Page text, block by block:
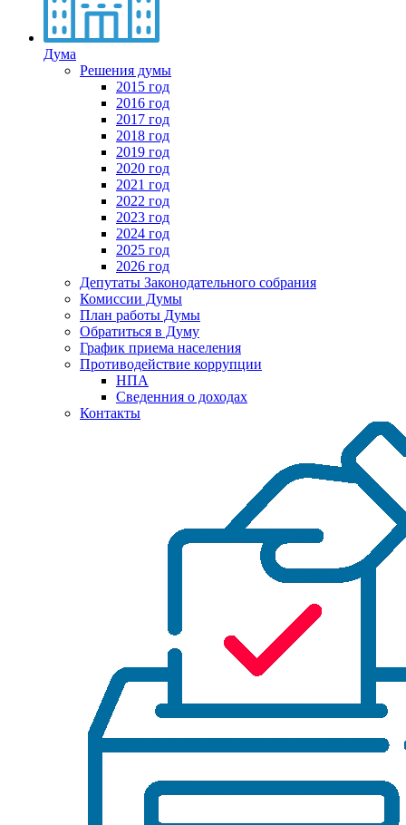
Дума
Решения думы
2015 год
2016 год
2017 год
2018 год
2019 год
2020 год
2021 год
2022 год
2023 год
2024 год
2025 год
2026 год
Депутаты Законодательного собрания
Комиссии Думы
План работы Думы
Обратиться в Думу
График приема населения
Противодействие коррупции
НПА
Сведенния о доходах
Контакты